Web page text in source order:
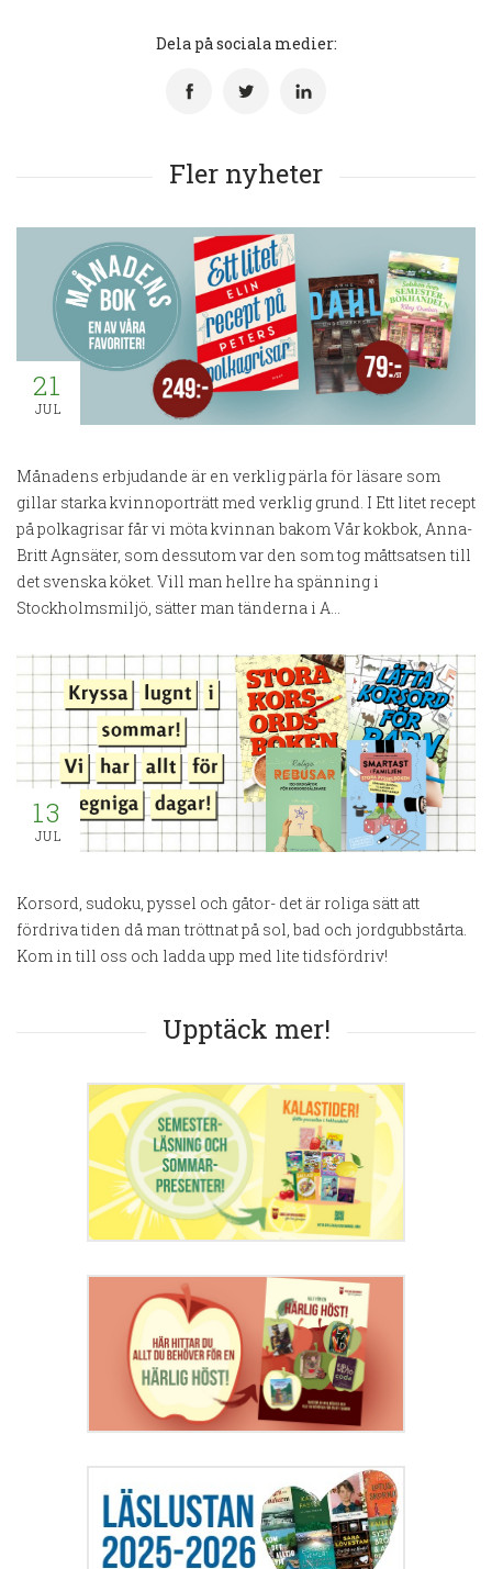
Dela på sociala medier:
Fler nyheter
21
JUL
Månadens erbjudande är en verklig pärla för läsare som
gillar starka kvinnoporträtt med verklig grund. I Ett litet recept
på polkagrisar får vi möta kvinnan bakom Vår kokbok, Anna-
Britt Agnsäter, som dessutom var den som tog måttsatsen till
det svenska köket. Vill man hellre ha spänning i
Stockholmsmiljö, sätter man tänderna i A...
13
JUL
Korsord, sudoku, pyssel och gåtor- det är roliga sätt att
fördriva tiden då man tröttnat på sol, bad och jordgubbstårta.
Kom in till oss och ladda upp med lite tidsfördriv!
Upptäck mer!